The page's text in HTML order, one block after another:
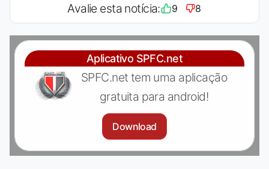
Avalie esta notícia: 9 8
Aplicativo SPFC.net
SPFC.net tem uma aplicação
gratuita para android!
Download